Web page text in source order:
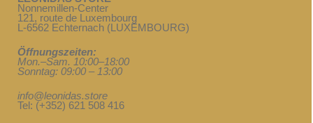
Nonnemillen-Center
121, route de Luxembourg
L-6562 Echternach (LUXEMBOURG)
Öffnungszeiten:
Mon.–Sam. 10:00–18:00
Sonntag: 09:00 – 13:00
info@leonidas.store
Tel: (+352) 621 508 416